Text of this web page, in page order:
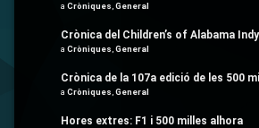
a Cròniques General
Crònica del Children’s of Alabama
a Cròniques General
Crònica de la 107a edició de les 500
a Cròniques General
Hores extres: F1 i 500 milles alhora